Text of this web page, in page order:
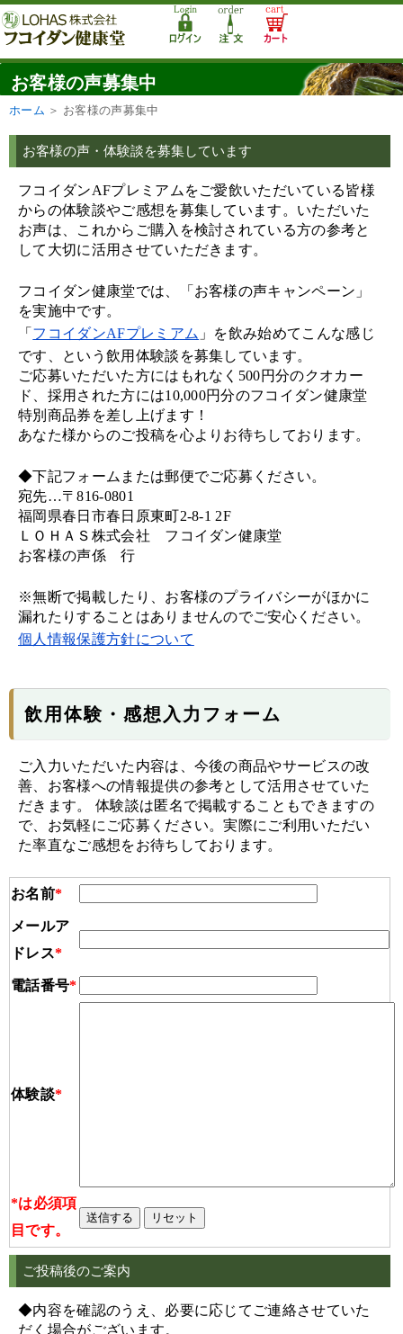
お客様の声募集中
ホーム ＞ お客様の声募集中
お客様の声・体験談を募集しています
フコイダンAFプレミアムをご愛飲いただいている皆様
からの体験談やご感想を募集しています。いただいた
お声は、これからご購入を検討されている方の参考と
して大切に活用させていただきます。
フコイダン健康堂では、「お客様の声キャンペーン」
を実施中です。
「 フコイダンAFプレミアム 」を飲み始めてこんな感じ
です、という飲用体験談を募集しています。
ご応募いただいた方にはもれなく500円分のクオカー
ド、採用された方には10,000円分のフコイダン健康堂
特別商品券を差し上げます！
あなた様からのご投稿を心よりお待ちしております。
◆下記フォームまたは郵便でご応募ください。
宛先…〒816-0801
福岡県春日市春日原東町2-8-1 2F
ＬＯＨＡＳ株式会社 フコイダン健康堂
お客様の声係 行
※無断で掲載したり、お客様のプライバシーがほかに
漏れたりすることはありませんのでご安心ください。
個人情報保護方針について
飲用体験・感想入力フォーム
ご入力いただいた内容は、今後の商品やサービスの改
善、お客様への情報提供の参考として活用させていた
だきます。 体験談は匿名で掲載することもできますの
で、お気軽にご応募ください。実際にご利用いただい
た率直なご感想をお待ちしております。
お名前*
メールア
ドレス*
電話番号*
体験談*
*は必須項
目です。
ご投稿後のご案内
◆内容を確認のうえ、必要に応じてご連絡させていた
だく場合がございます。